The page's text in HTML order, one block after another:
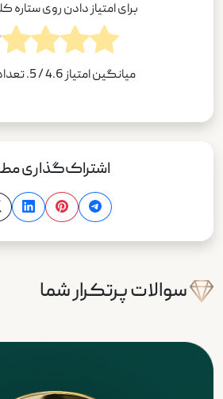
برای امتیاز دادن روی
میانگین امتیاز4.6/ 5. تعداد نظرات
اشتراک‌گذاری
سوالات پرتکرار شما